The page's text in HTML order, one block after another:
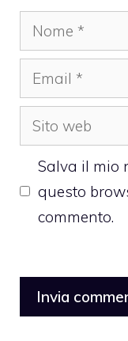
Nome
Email
Sito
web
Salva il mio
questo
commento.